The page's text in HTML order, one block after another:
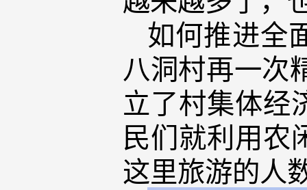
如何推进全
八洞村再一次
立了村集体经
民们就利用农
这里旅游的人